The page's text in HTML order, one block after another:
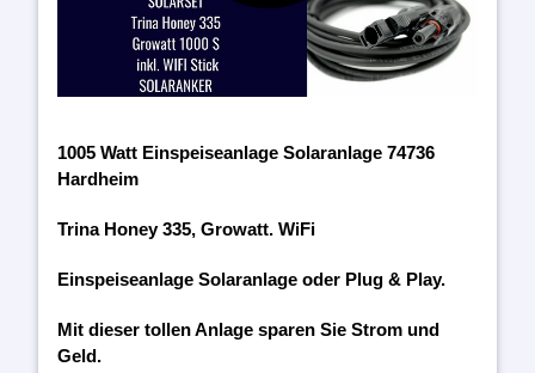
1005 Watt Einspeiseanlage Solaranlage 74736
Hardheim
Trina Honey 335, Growatt. WiFi
Einspeiseanlage Solaranlage oder Plug & Play.
Mit dieser tollen Anlage sparen Sie Strom und
Geld.